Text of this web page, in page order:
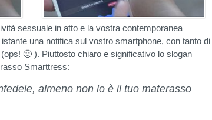
sessuale in atto e la vostra contemporanea
una notifica sul vostro smartphone, con tanto di
(ops! 🙂 ). Piuttosto chiaro e significativo lo slogan
Smarttress:
almeno non lo è il tuo materasso